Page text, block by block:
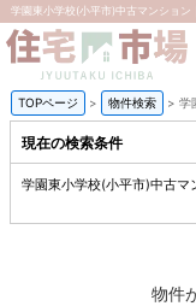
学園東小学校(小平市)中古マンショ
TOPページ > 物件検索 > 学
現在の検索条件
学園東小学校(小平市)中古マ
物件